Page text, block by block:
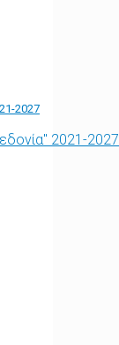
2027
2021-2027